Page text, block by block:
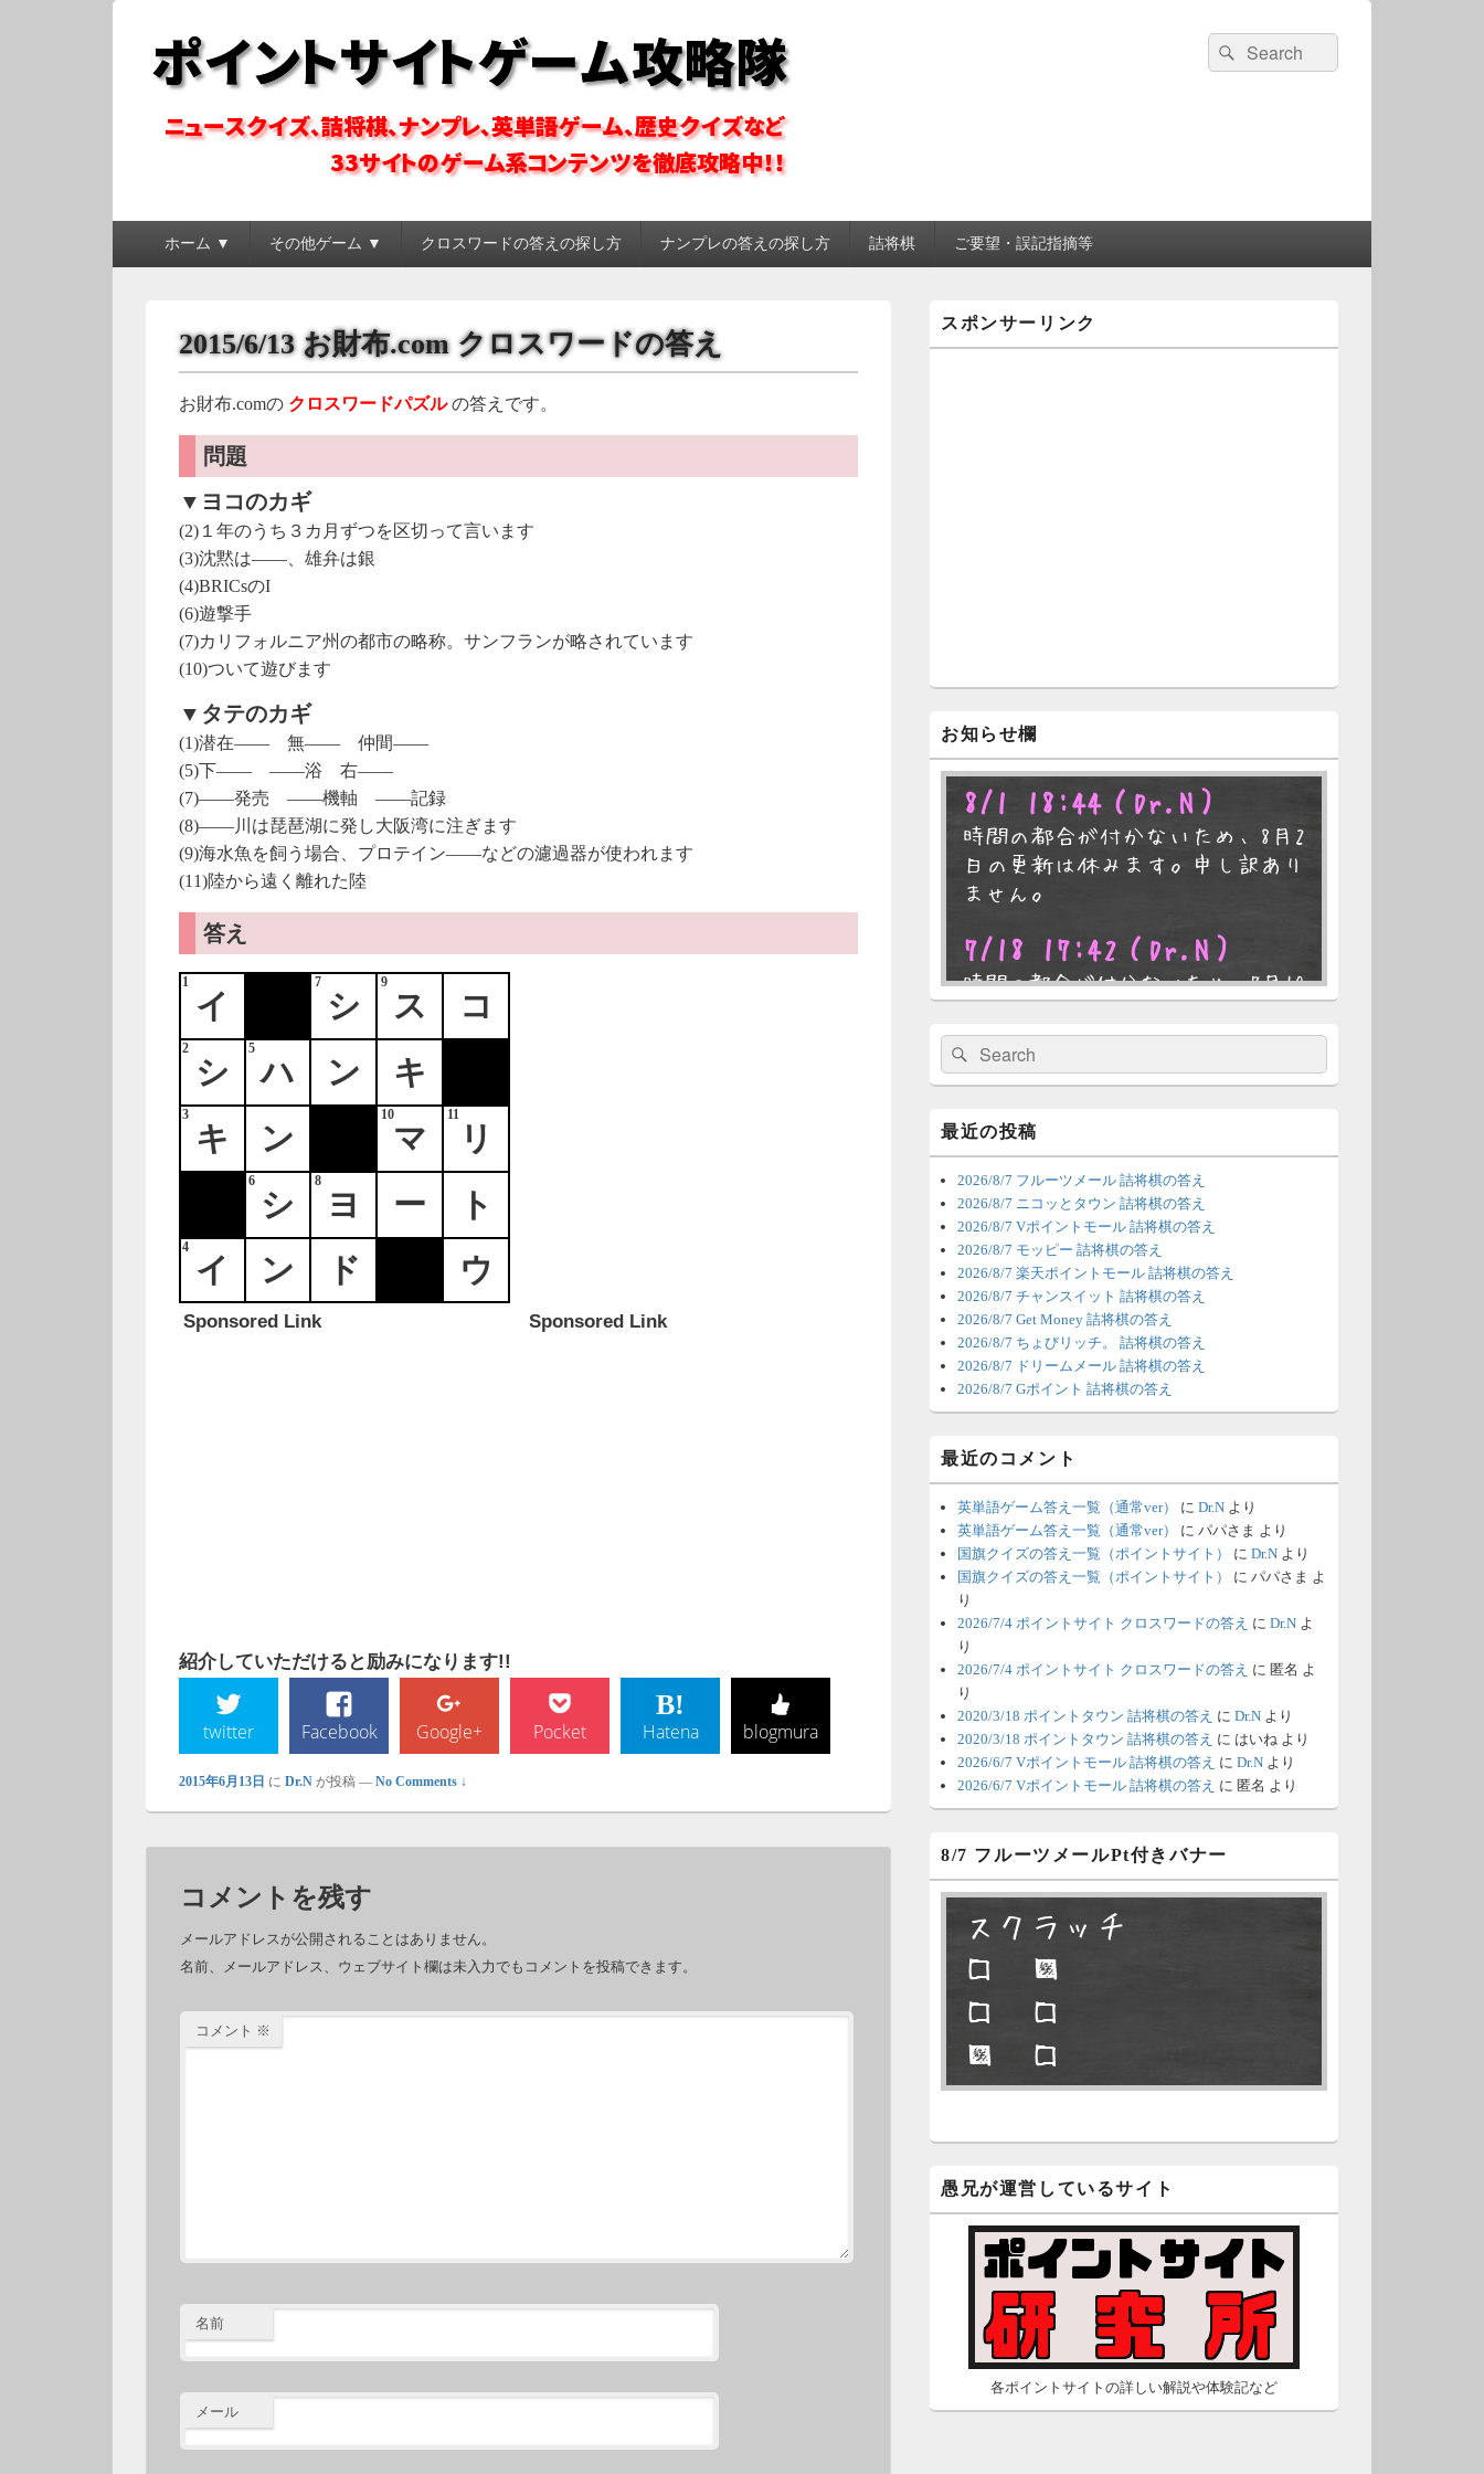
ポイントサイトゲーム攻略隊
検
索:
検
索
ホーム ▼ その他ゲーム ▼ クロスワードの答えの探し方 ナンプレの答えの探し方 詰将棋 ご要望・誤記指摘等
2015/6/13 お財布.com クロスワードの答え
お財布.comの クロスワードパズルの答えです。
問題
▼ヨコのカギ
(2)１年のうち３カ月ずつを区切って言います
(3)沈黙は――、雄弁は銀
(4)BRICsのI
(6)遊撃手
(7)カリフォルニア州の都市の略称。サンフランが略されています
(10)ついて遊びます
▼タテのカギ
(1)潜在―― 無―― 仲間――
(5)下―― ――浴 右――
(7)――発売 ――機軸 ――記録
(8)――川は琵琶湖に発し大阪湾に注ぎます
(9)海水魚を飼う場合、プロテイン――などの濾過器が使われます
(11)陸から遠く離れた陸
答え
1 7 9
2 5
3 10 11
6 8
4
イ シ ス
コ
シ
ハ ン
キ
キ
ン マ
リ
シ
ヨ ー
ト
イ
ン ド ウ
Sponsored Link Sponsored Link
紹介していただけると励みになります!!
twitter Facebook Google+ Pocket Hatena blogmura
2015年6月13日 に Dr.N が投稿 — No Comments ↓
コメントを残す
メールアドレスが公開されることはありません。
名前、メールアドレス、ウェブサイト欄は未入力でもコメントを投稿できます。
コメント ※
名前
メール
イ
ン
スポンサーリンク
お知らせ欄
8/1 18:44 （Dr.N）
時間の都合が付かないため、8月2
日の更新は休みます。申し訳あり
ません。
7/18 17:42 （Dr.N）
時間の都合が付かないため、7月19
ません。
7/4 18:54（Dr.N）
時間の都合が付かないため、7月5
日の更新は休みます。申し訳あり
ません。
6/22 2:12（Dr.N）
ちょびリッチが10：00までメンテ
ナンスとのことなので、本日分の
更新は難しいかもしれません。
6/20 18:45（Dr.N）
ってしまいそうです。申し訳ござ
いません。
6/18 1:39 （Dr.N）
時間の都合が付かないため、6月18
日の更新は休みます。申し訳あり
ません。
6/8 4:39 （Dr.N）
Vポイントモールが6：00までメン
テナンスとのことなので、本日分
の更新は難しいかもしれません。
明日、6月7日分の更新は昼頃にな
ってしまいそうです。申し訳ござ
いません。
6/2 10:04
永久不滅.comの本日分の更新が完
了しました。
6/2 2:22（Dr.N）
新は難しいかもしれません。
5/26 2:52（Dr.N）
時間の都合が付かないため、5月26
日の更新は休みます。申し訳あり
ません。
5/23 16:32（Dr.N）
検
索:
検
索
最近の投稿
2026/8/7 フルーツメール 詰将棋の答え
2026/8/7 ニコッとタウン 詰将棋の答え
2026/8/7 Vポイントモール 詰将棋の答え
2026/8/7 モッピー 詰将棋の答え
2026/8/7 楽天ポイントモール 詰将棋の答え
2026/8/7 チャンスイット 詰将棋の答え
2026/8/7 Get Money 詰将棋の答え
2026/8/7 ちょびリッチ。 詰将棋の答え
2026/8/7 ドリームメール 詰将棋の答え
2026/8/7 Gポイント 詰将棋の答え
最近のコメント
英単語ゲーム答え一覧（通常ver） に Dr.N より
英単語ゲーム答え一覧（通常ver）
に パパさま より
国旗クイズの答え一覧（ポイントサイト）
に Dr.N より
国旗クイズの答え一覧（ポイントサイト）
に パパさま よ
り
2026/7/4 ポイントサイト クロスワードの答え に Dr.N よ
り
2026/7/4 ポイントサイト クロスワードの答え に 匿名 よ
り
2020/3/18 ポイントタウン 詰将棋の答え に Dr.N より
2020/3/18 ポイントタウン 詰将棋の答え に はいね より
2026/6/7 Vポイントモール 詰将棋の答え に Dr.N より
2026/6/7 Vポイントモール 詰将棋の答え に 匿名 より
8/7 フルーツメールPt付きバナー
スクラッチ
□ ■
□ □
■ □
□ □
■ □
□ ■
愚兄が運営しているサイト
各ポイントサイトの詳しい解説や体験記など